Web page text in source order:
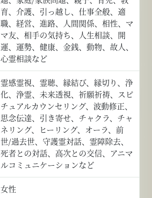
育、介護、引っ越し、仕事全般、適
職、経営、進路、人間関係、相性、マ
マ友、相手の気持ち、人生相談、開
運、運勢、健康、金銭、動物、故人、
心霊相談など
霊感霊視、霊聴、縁結び、縁切り、浄
化、浄霊、未来透視、祈願祈祷、スピ
チュアルカウンセリング、波動修正、
思念伝達、引き寄せ、チャクラ、チャ
ネリング、ヒーリング、オーラ、前
世/過去世、守護霊対話、霊障除去、
死者との対話、高次との交信、アニマ
ルコミュニケーションなど
女性